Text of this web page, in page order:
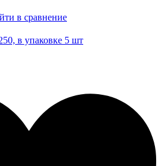
в сравнение
в упаковке 5 шт